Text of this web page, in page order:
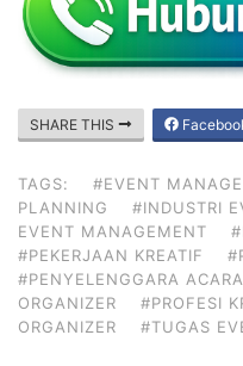
SHARE THIS
TAGS: #EVENT
PLANNING
#INDUSTRI
EVENT MANAGEMENT
#PEKERJAAN KREATIF
#PENYELENGGARA ACARA
ORGANIZER
#PROFESI
ORGANIZER
#TUGAS